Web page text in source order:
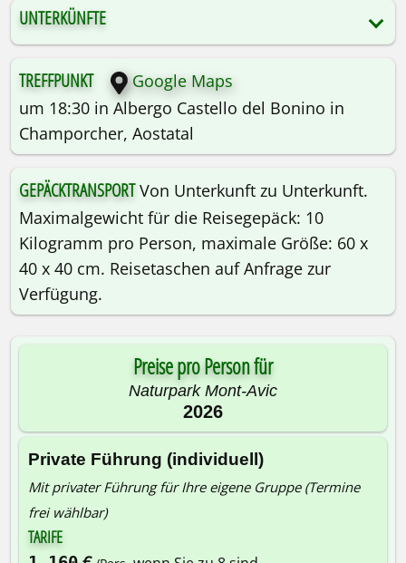
UNTERKÜNFTE
TREFFPUNKT
Google Maps
um 18:30 in Albergo Castello del Bonino in
Champorcher, Aostatal
GEPÄCKTRANSPORT Von Unterkunft zu Unterkunft.
Maximalgewicht für die Reisegepäck: 10
Kilogramm pro Person, maximale Größe: 60 x
40 x 40 cm. Reisetaschen auf Anfrage zur
Verfügung.
Preise pro Person für
Naturpark Mont-Avic
2026
Private Führung (individuell)
Mit privater Führung für Ihre eigene Gruppe (Termine
frei wählbar)
TARIFE